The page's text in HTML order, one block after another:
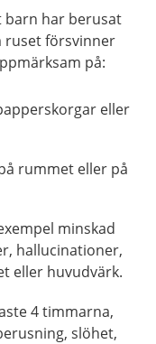
barn har berusat
ruset försvinner
på:
eller
rummet eller på
minskad
hallucinationer,
eller huvudvärk.
4 timmarna,
slöhet,